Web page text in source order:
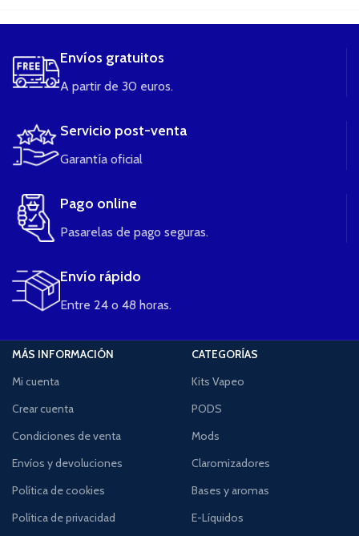
Envíos gratuitos
A partir de 30 euros.
Servicio post-venta
Garantía oficial
Pago online
Pasarelas de pago seguras.
Envío rápido
Entre 24 o 48 horas.
MÁS INFORMACIÓN
Mi cuenta
Crear cuenta
Condiciones de venta
Envíos y devoluciones
Política de cookies
Política de privacidad
CATEGORÍAS
Kits Vapeo
PODS
Mods
Claromizadores
Bases y aromas
E-Líquidos